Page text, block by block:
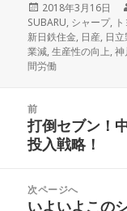
投
稿
日:
2018年3月16日
SUBARU, シャープ,
新日鉄住金, 日産, 日
業減,生産性の向上,
間労働
前
前
の
稿:
打倒セブン！
投入戦略！
次ページへ
次
いよいよこの